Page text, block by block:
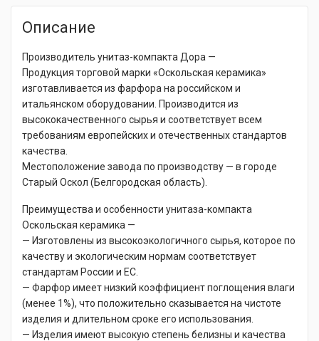
Описание
Производитель унитаз-компакта Дора —
Продукция торговой марки «Оскольская керамика»
изготавливается из фарфора на российском и
итальянском оборудовании. Производится из
высококачественного сырья и соответствует всем
требованиям европейских и отечественных стандартов
качества.
Местоположение завода по производству — в городе
Старый Оскол (Белгородская область).
Преимущества и особенности унитаза-компакта
Оскольская керамика —
— Изготовлены из высокоэкологичного сырья, которое по
качеству и экологическим нормам соответствует
стандартам России и ЕС.
— Фарфор имеет низкий коэффициент поглощения влаги
(менее 1%), что положительно сказывается на чистоте
изделия и длительном сроке его использования.
— Изделия имеют высокую степень белизны и качества